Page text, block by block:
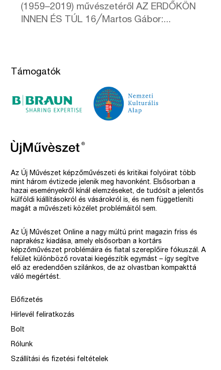
(1959–2019) művészetéről AZ ERDŐKÖN
INNEN ÉS TÚL 16╱Martos Gábor:...
Támogatók
Az Új Művészet képzőművészeti és kritikai folyóirat több
mint három évtizede jelenik meg havonként. Elsősorban a
hazai eseményekről kínál elemzéseket, de tudósít a jelentős
külföldi kiállításokról és vásárokról is, és nem függetleníti
magát a művészeti közélet problémáitól sem.
Az Új Művészet Online a nagy múltú print magazin friss és
naprakész kiadása, amely elsősorban a kortárs
képzőművészet problémáira és fiatal szereplőire fókuszál. A
felület különböző rovatai kiegészítik egymást – így segítve
elő az eredendően szilánkos, de az olvastban kompakttá
váló megértést.
Előfizetés
Hírlevél feliratkozás
Bolt
Rólunk
Szállítási és fizetési feltételek